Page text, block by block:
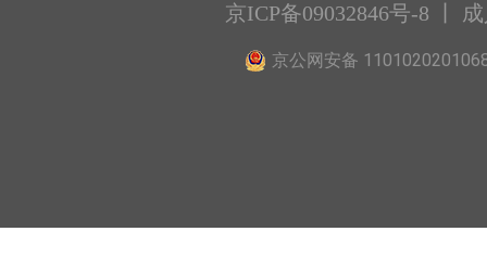
京ICP备09032846号-8 丨
京公网安备